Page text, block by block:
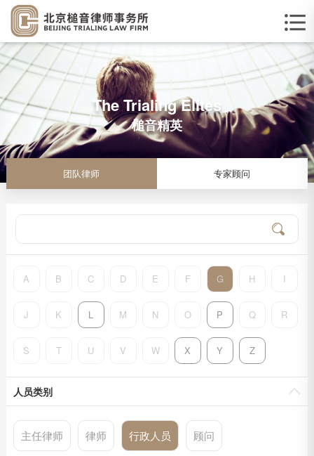
The Trialing Elites
槌音精英
团队律师 专家顾问
A B C D E F G H I
J K L M N O P Q R
S T U V W X Y Z
人员类别
主任律师 律师 行政人员 顾问